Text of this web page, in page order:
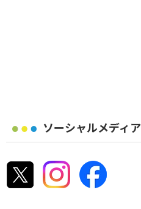
ソーシャルメディア